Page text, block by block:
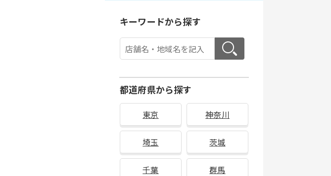
キーワードから探す
都道府県から探す
東京 神奈川
埼玉 茨城
千葉 群馬